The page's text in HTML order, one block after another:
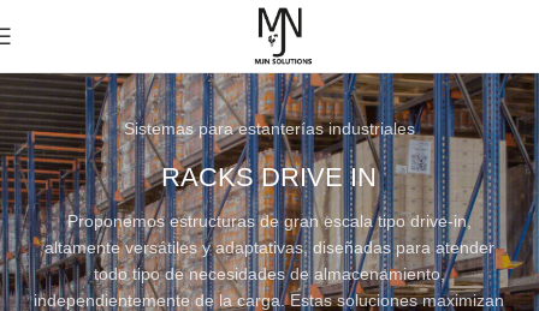
Sistemas para estanterías industriales
RACKS DRIVE IN
Proponemos estructuras de gran escala tipo drive-in,
altamente versátiles y adaptativas, diseñadas para atender
todo tipo de necesidades de almacenamiento,
independientemente de la carga. Estas soluciones maximizan